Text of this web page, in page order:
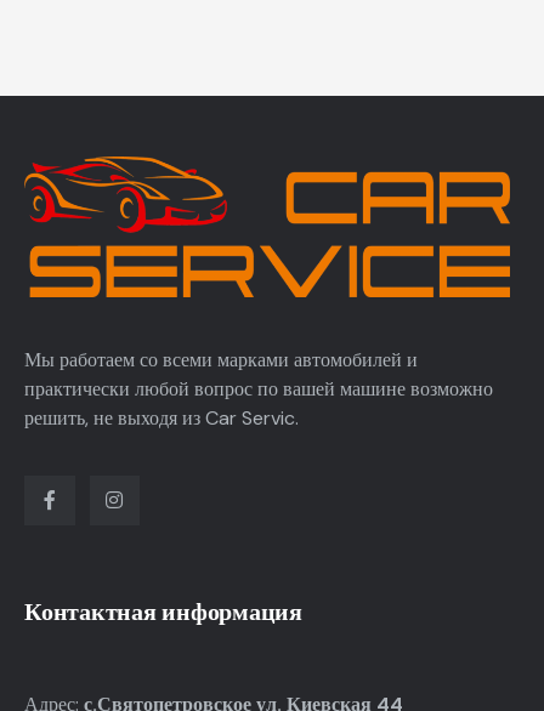
Мы работаем со всеми марками автомобилей и
практически любой вопрос по вашей машине возможно
решить, не выходя из Car Servic.
Контактная информация
Адрес: с.Святопетровское ул. Киевская 44